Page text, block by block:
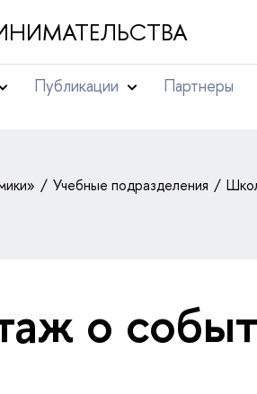
Публикации
Партнеры
Учебные подразделения
о